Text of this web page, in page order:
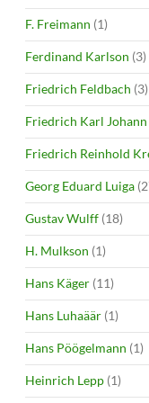
F. Freimann (1)
Ferdinand Karlson (3)
Friedrich Feldbach (3)
Friedrich Karl
Friedrich Reinhold
Georg Eduard Luiga
Gustav Wulff (18)
H. Mulkson (1)
Hans Käger (11)
Hans Luhaäär (1)
Hans Pöögelmann (1)
Heinrich Lepp (1)